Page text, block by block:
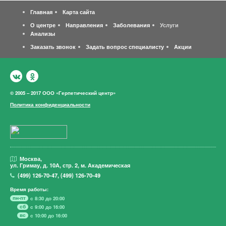
Главная
Карта сайта
О центре
Направления Заболевания
Услуги
Анализы
Заказать звонок
Задать вопрос специалисту Акции
© 2005 – 2017 ООО «Герпетический центр»
Политика конфиденциальности
Москва,
ул. Гримау, д. 10А, стр. 2, м. Академическая
(499)126-70-47,(499)126-70-49
Время работы:
пн-пт
с 8:30 до 20:00
сб
с 9:00 до 16:00
вс
с 10:00 до 16:00